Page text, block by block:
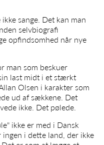
sange. Det kan man
selvbiografi
opfindsomhed når nye
man som beskuer
last midt i et stærkt
Olsen i karakter som
ud af sækkene. Det
ikke. Det pølede.
ikke er med i Dansk
i dette land, der ikke